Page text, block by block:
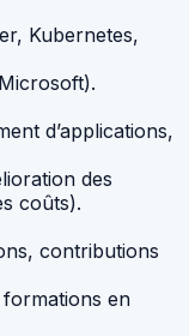
Kubernetes,
d’applications,
des
coûts).
contributions
en